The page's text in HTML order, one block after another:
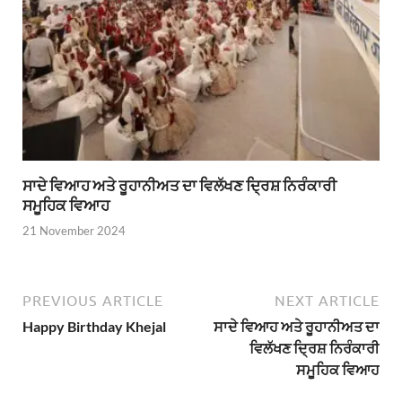
ਸਾਦੇ ਵਿਆਹ ਅਤੇ ਰੂਹਾਨੀਅਤ ਦਾ ਵਿਲੱਖਣ ਦ੍ਰਿਸ਼ ਨਿਰੰਕਾਰੀ
ਸਮੂਹਿਕ ਵਿਆਹ
21 November 2024
PREVIOUS ARTICLE
Happy Birthday Khejal
NEXT ARTICLE
ਸਾਦੇ ਵਿਆਹ ਅਤੇ ਰੂਹਾਨੀਅਤ ਦਾ
ਵਿਲੱਖਣ ਦ੍ਰਿਸ਼ ਨਿਰੰਕਾਰੀ
ਸਮੂਹਿਕ ਵਿਆਹ